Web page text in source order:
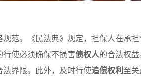
规范。《民法典》规定，担保人在承
使必须确保不损害债权人的合法权
界限。此外，及时行使追偿权利至